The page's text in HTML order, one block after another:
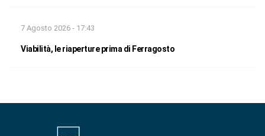
7 Agosto 2026 - 17:43
Viabilità, le riaperture prima di Ferragosto